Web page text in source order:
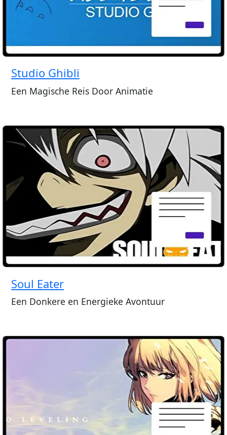
Studio Ghibli
Een Magische Reis Door Animatie
Soul Eater
Een Donkere en Energieke Avontuur